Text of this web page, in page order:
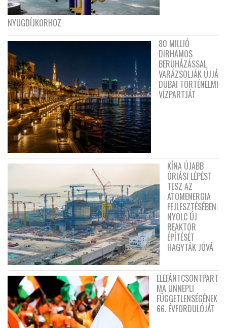
NYUGDÍJKORHOZ
80 MILLIÓ
DIRHAMOS
BERUHÁZÁSSAL
VARÁZSOLJÁK ÚJJÁ
DUBAI TÖRTÉNELMI
VÍZPARTJÁT
KÍNA ÚJABB
ÓRIÁSI LÉPÉST
TESZ AZ
ATOMENERGIA
FEJLESZTÉSÉBEN:
NYOLC ÚJ
REAKTOR
ÉPÍTÉSÉT
HAGYTÁK JÓVÁ
ELEFÁNTCSONTPART
MA ÜNNEPLI
FÜGGETLENSÉGÉNEK
66. ÉVFORDULÓJÁT